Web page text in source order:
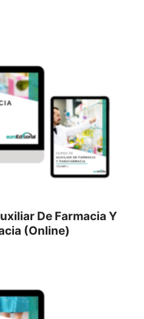
De Farmacia Y
(Online)